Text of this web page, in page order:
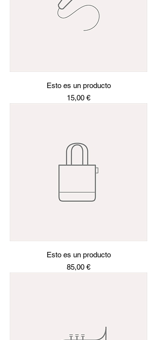
Esto es un producto
Precio
15,00 €
Esto es un producto
Precio
85,00 €